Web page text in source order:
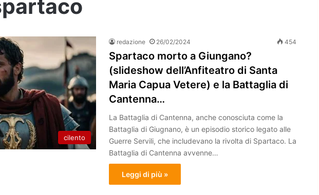
cilento
redazione 26/02/2024 454
Spartaco morto a Giungano?
(slideshow dell’Anfiteatro di Santa
Maria Capua Vetere) e la Battaglia di
Cantenna…
La Battaglia di Cantenna, anche conosciuta come la
Battaglia di Giugnano, è un episodio storico legato alle
Guerre Servili, che includevano la rivolta di Spartaco. La
Battaglia di Cantenna avvenne…
Leggi di più »